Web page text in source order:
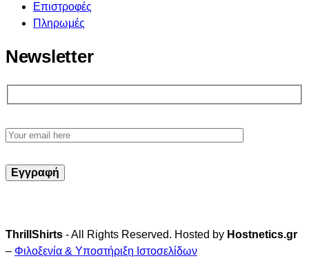
Επιστροφές
Πληρωμές
Newsletter
ThrillShirts - All Rights Reserved. Hosted by Hostnetics.gr
– Φιλοξενία & Υποστήριξη Ιστοσελίδων